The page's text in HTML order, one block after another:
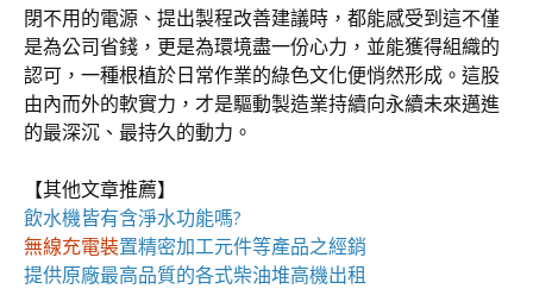
閉不用的電源、提出製程改善建議時，都能感受到這不僅
是為公司省錢，更是為環境盡一份心力，並能獲得組織的
認可，一種根植於日常作業的綠色文化便悄然形成。這股
由內而外的軟實力，才是驅動製造業持續向永續未來邁進
的最深沉、最持久的動力。
【其他文章推薦】
飲水機皆有含淨水功能嗎?
無線充電裝置精密加工元件等產品之經銷
提供原廠最高品質的各式柴油堆高機出租